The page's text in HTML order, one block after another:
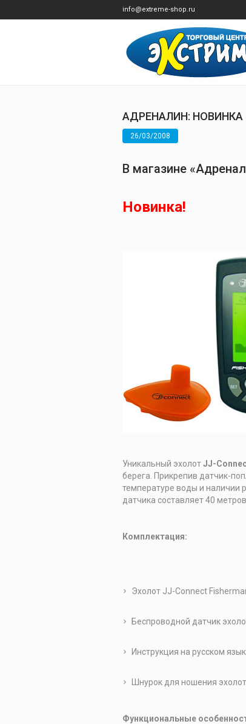
info@extreme-shop.ru
АДРЕНАЛИН: НОВИНКА
26/03/2008
В магазине
Новинка!
Уникальный эхолотJJ-
берега. Прикрепив датчик-
температуре воды и наличии
датчика составляет 40 метров.
Комплектация:
Эхолот JJ-Connect
Беспроводной датчик
Инструкция на русском
Шнурок для ношения
Функциональные